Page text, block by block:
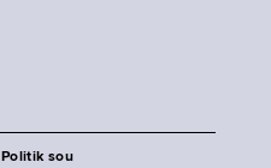
Politik sou